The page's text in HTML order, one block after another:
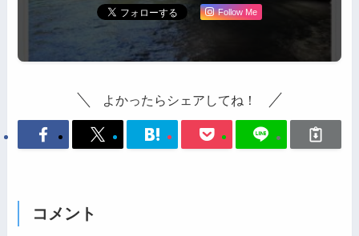
Follow Me
よかったらシェアしてね！
コメント